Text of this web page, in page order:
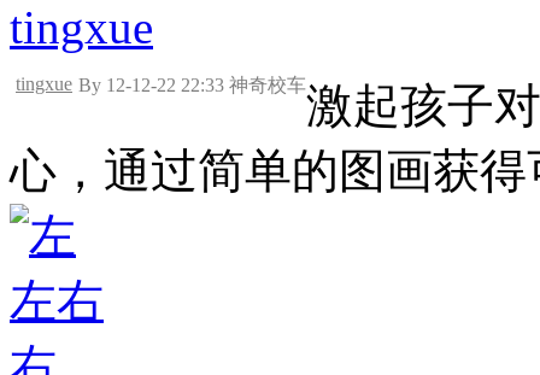
tingxue
tingxue By 12-12-22 22:33 神奇校车激起孩子
心，通过简单的图画获